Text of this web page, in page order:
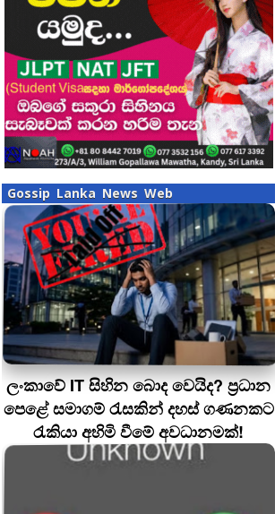
Gossip Lanka News Web
ලංකාවේ IT සිහින බොද වෙයිද? ප්‍රධාන
පෙළේ සමාගම් රැසකින් දහස් ගණනකට
රැකියා අහිමි වීමේ අවධානමක්!